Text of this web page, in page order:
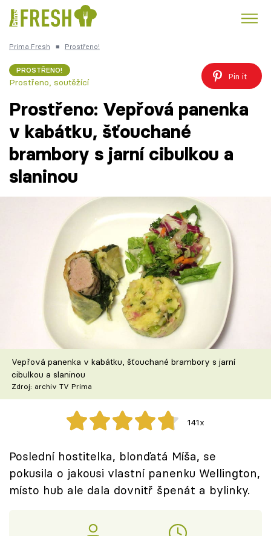
Česká kuchyně
Témata
TV Program
Škola vaření
Recepty z TV
Speciál: Cuketa
Těhotnej kuchař
Sledujte prima+
Sledujte nás
Prima Fresh ■ Prostřeno!
PROSTŘENO!
Prostřeno, soutěžící
Pin it
Prostřeno: Vepřová panenka
v kabátku, šťouchané
brambory s jarní cibulkou a
slaninou
Vepřová panenka v kabátku, šťouchané brambory s jarní
cibulkou a slaninou
Zdroj: archiv TV Prima
141x
Poslední hostitelka, blonďatá Míša, se
pokusila o jakousi vlastní panenku Wellington,
místo hub ale dala dovnitř špenát a bylinky.